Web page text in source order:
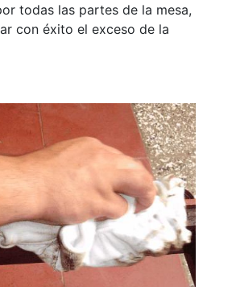
todas las partes de la mesa,
con éxito el exceso de la